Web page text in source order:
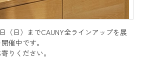
（日）までCAUNY全ラインアップを展
催中です。
りください。